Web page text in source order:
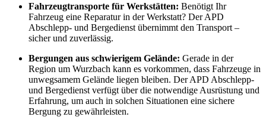
Fahrzeugtransporte für Werkstätten: Benötigt Ihr
Fahrzeug eine Reparatur in der Werkstatt? Der APD
Abschlepp- und Bergedienst übernimmt den Transport –
sicher und zuverlässig.
Bergungen aus schwierigem Gelände: Gerade in der
Region um Wurzbach kann es vorkommen, dass Fahrzeuge in
unwegsamem Gelände liegen bleiben. Der APD Abschlepp-
und Bergedienst verfügt über die notwendige Ausrüstung und
Erfahrung, um auch in solchen Situationen eine sichere
Bergung zu gewährleisten.